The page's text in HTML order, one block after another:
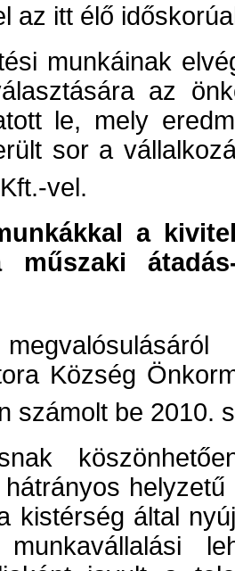
az itt élő
munkáinak
az
le, mely
sor a
vel.
a
átadás-
Község
számolt be 2010.
kistérség által